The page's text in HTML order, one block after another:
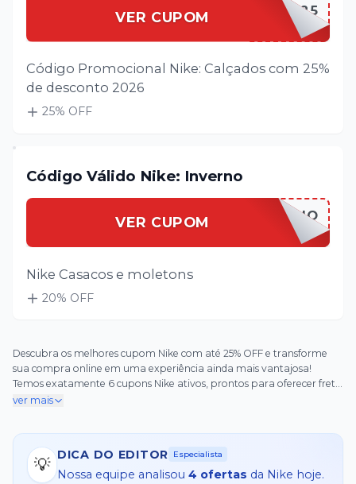
VER CUPOM NIKETENIS25
Código Promocional Nike: Calçados com 25%
de desconto 2026
25% OFF
Código Válido Nike: Inverno
VER CUPOM NIKEINVERNO
Nike Casacos e moletons
20% OFF
Descubra os melhores cupom Nike com até 25% OFF e transforme
sua compra online em uma experiência ainda mais vantajosa!
Temos exatamente 6 cupons Nike ativos, prontos para oferecer frete
grátis em pedidos selecionados e descontos especiais para sua
aproveite os descontos progressivos: ganhe 10% OFF em com
ver mais
💡
DICA DO EDITOR Especialista
Nossa equipe analisou 4 ofertas da Nike hoje.